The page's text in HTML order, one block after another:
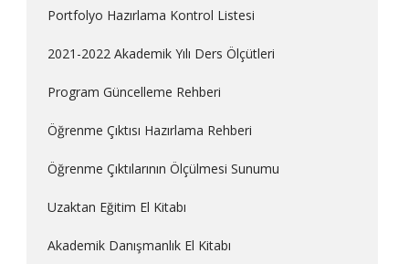
Portfolyo Hazırlama Kontrol Listesi
2021-2022 Akademik Yılı Ders Ölçütleri
Program Güncelleme Rehberi
Öğrenme Çıktısı Hazırlama Rehberi
Öğrenme Çıktılarının Ölçülmesi Sunumu
Uzaktan Eğitim El Kitabı
Akademik Danışmanlık El Kitabı